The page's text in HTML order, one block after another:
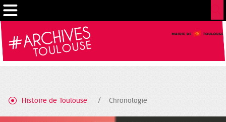
Histoire de Toulouse Chronologie
Gestion de vos préférences sur les cookies